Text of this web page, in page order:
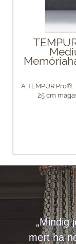
A TEMPUR Pro®.
25 cm
„Mindig
mert ha